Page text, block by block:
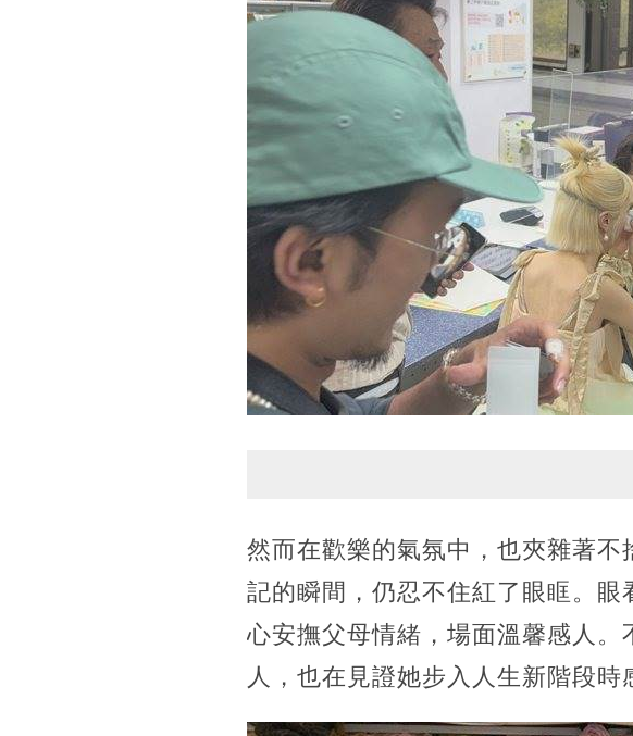
然而在歡樂的氣氛中，也夾雜著
記的瞬間，仍忍不住紅了眼眶。
心安撫父母情緒，場面溫馨感人
人，也在見證她步入人生新階段